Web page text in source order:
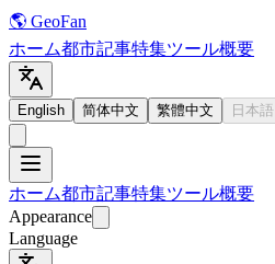
🌎 GeoFan
ホーム都市記事特集ツール概要
English 简体中文 繁體中文 日本語
ホーム都市記事特集ツール概要
Appearance
Language